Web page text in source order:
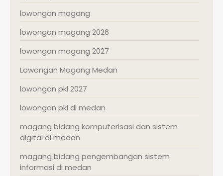
lowongan magang
lowongan magang 2026
lowongan magang 2027
Lowongan Magang Medan
lowongan pkl 2027
lowongan pkl di medan
magang bidang komputerisasi dan sistem
digital di medan
magang bidang pengembangan sistem
informasi di medan